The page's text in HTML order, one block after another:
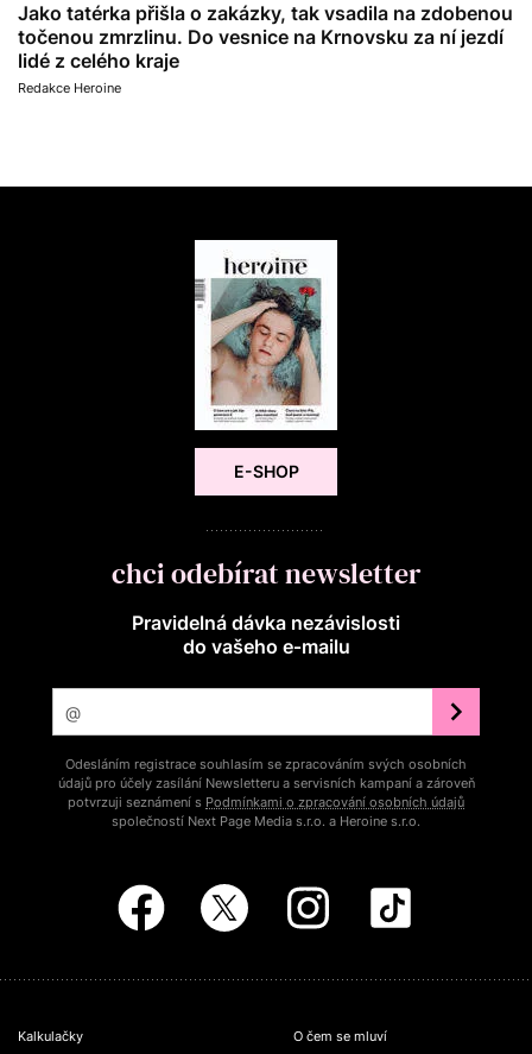
Jako tatérka přišla o zakázky, tak vsadila na zdobenou
točenou zmrzlinu. Do vesnice na Krnovsku za ní jezdí
lidé z celého kraje
Redakce Heroine
E-SHOP
chci odebírat newsletter
Pravidelná dávka nezávislosti
do vašeho e‑mailu
Odesláním registrace souhlasím se zpracováním svých osobních
údajů pro účely zasílání Newsletteru a servisních kampaní a zároveň
potvrzuji seznámení s Podmínkami o zpracování osobních údajů
společností Next Page Media s.r.o. a Heroine s.r.o.
Kalkulačky O čem se mluví